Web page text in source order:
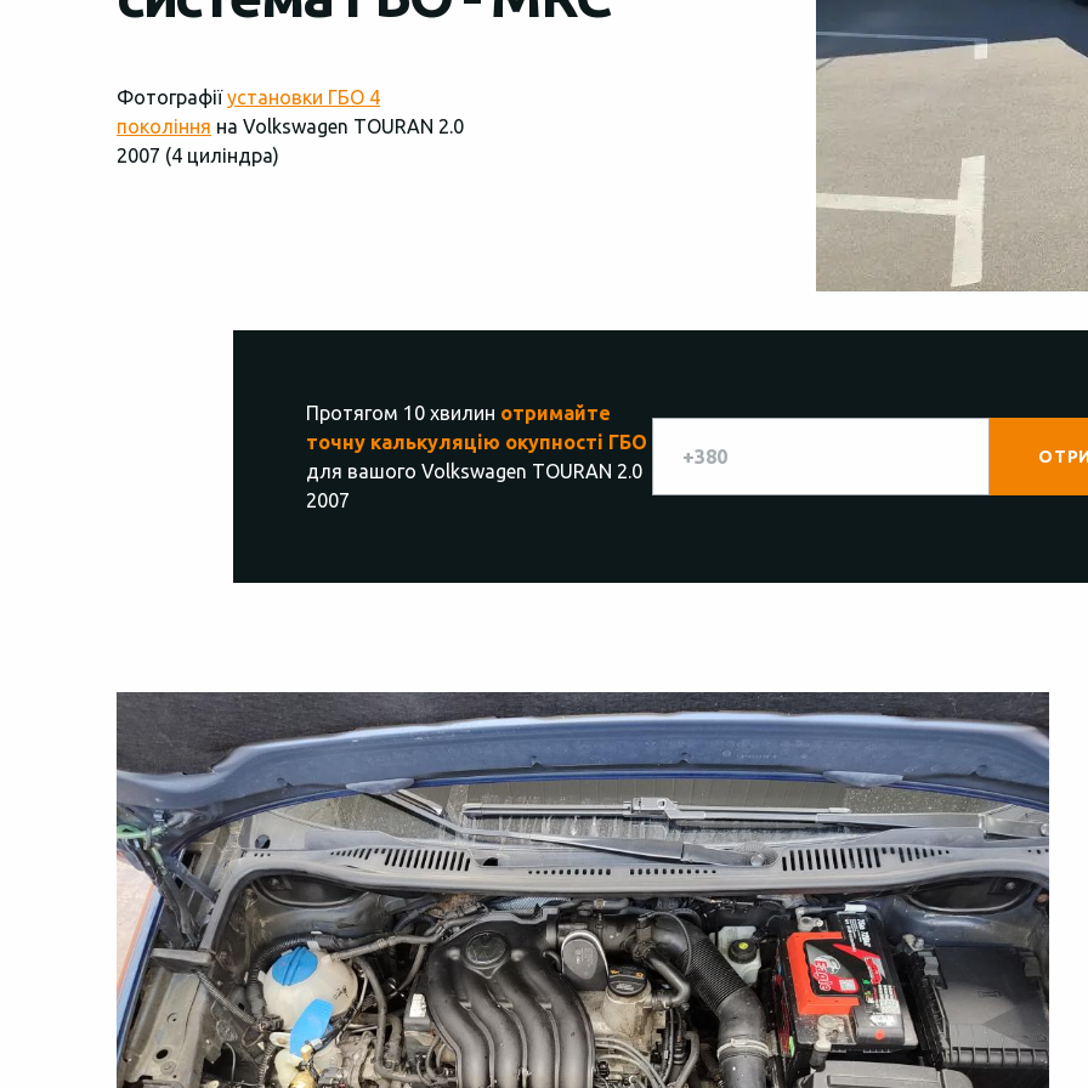
Фотографіїустановки ГБО 4
покоління на Volkswagen TOURAN 2.0
2007 (4 циліндра)
Протягом 10 хвилин отримайте
точну калькуляцію окупності ГБО
для вашого Volkswagen TOURAN 2.0
2007